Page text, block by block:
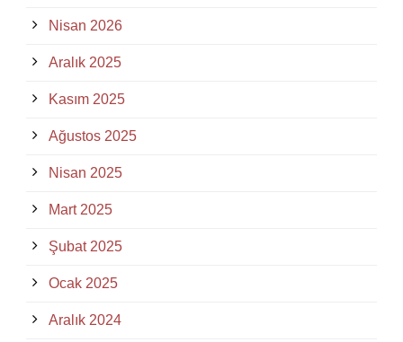
Nisan 2026
Aralık 2025
Kasım 2025
Ağustos 2025
Nisan 2025
Mart 2025
Şubat 2025
Ocak 2025
Aralık 2024